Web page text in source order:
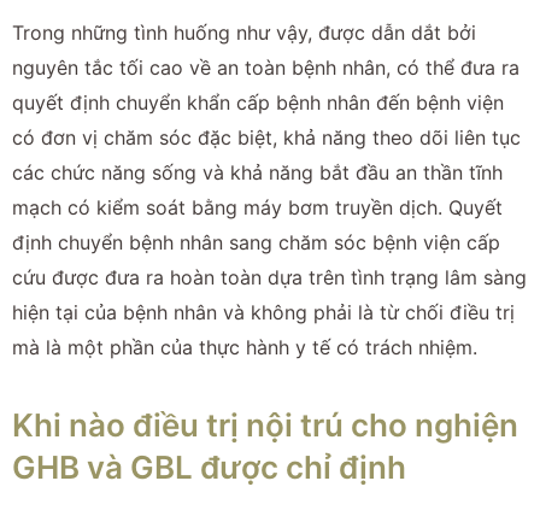
Trong những tình huống như vậy, được dẫn dắt bởi
nguyên tắc tối cao về an toàn bệnh nhân, có thể đưa ra
quyết định chuyển khẩn cấp bệnh nhân đến bệnh viện
có đơn vị chăm sóc đặc biệt, khả năng theo dõi liên tục
các chức năng sống và khả năng bắt đầu an thần tĩnh
mạch có kiểm soát bằng máy bơm truyền dịch. Quyết
định chuyển bệnh nhân sang chăm sóc bệnh viện cấp
cứu được đưa ra hoàn toàn dựa trên tình trạng lâm sàng
hiện tại của bệnh nhân và không phải là từ chối điều trị
mà là một phần của thực hành y tế có trách nhiệm.
Khi nào điều trị nội trú cho nghiện
GHB và GBL được chỉ định